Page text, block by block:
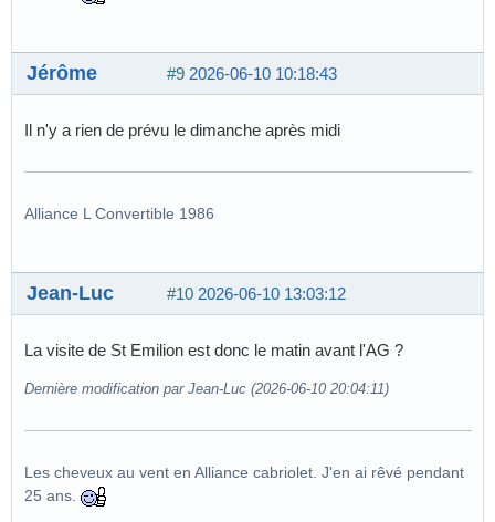
#9 2026-06-10 10:18:43
Jérôme
Il n'y a rien de prévu le dimanche après midi
Alliance L Convertible 1986
#10 2026-06-10 13:03:12
Jean-Luc
La visite de St Emilion est donc le matin avant l'AG ?
Dernière modification par Jean-Luc (2026-06-10 20:04:11)
Les cheveux au vent en Alliance cabriolet. J'en ai rêvé pendant
25 ans.